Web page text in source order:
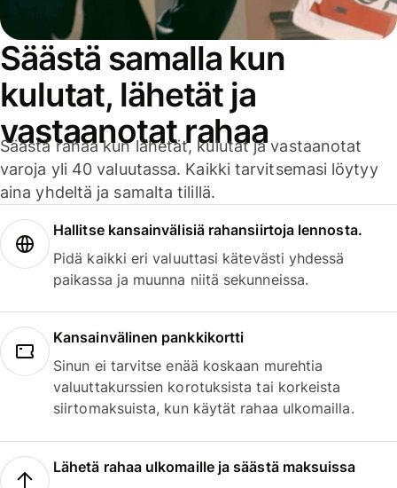
Säästä samalla kun
kulutat, lähetät ja
vastaanotat rahaa
Säästä rahaa kun lähetät, kulutat ja vastaanotat
varoja yli 40 valuutassa. Kaikki tarvitsemasi löytyy
aina yhdeltä ja samalta tilillä.
Hallitse kansainvälisiä rahansiirtoja lennosta.
Pidä kaikki eri valuuttasi kätevästi yhdessä
paikassa ja muunna niitä sekunneissa.
Kansainvälinen pankkikortti
Sinun ei tarvitse enää koskaan murehtia
valuuttakurssien korotuksista tai korkeista
siirtomaksuista, kun käytät rahaa ulkomailla.
Lähetä rahaa ulkomaille ja säästä maksuissa